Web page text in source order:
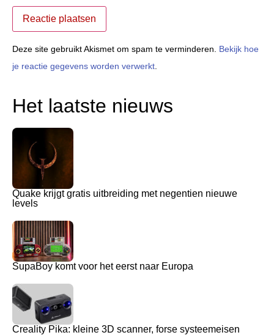
Deze site gebruikt Akismet om spam te verminderen. Bekijk hoe
je reactie gegevens worden verwerkt.
Het laatste nieuws
Quake krijgt gratis uitbreiding met negentien nieuwe
levels
SupaBoy komt voor het eerst naar Europa
Creality Pika: kleine 3D scanner, forse systeemeisen